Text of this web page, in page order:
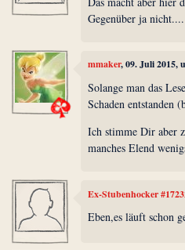
Gegenüber ja nicht....
mmaker, 09. Juli 2015,
Solange man das
Schaden entstanden
Ich stimme Dir aber
manches Elend
Ex-Stubenhocker
Eben,es läuft schon